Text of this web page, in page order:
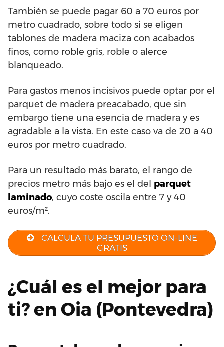
También se puede pagar 60 a 70 euros por
metro cuadrado, sobre todo si se eligen
tablones de madera maciza con acabados
finos, como roble gris, roble o alerce
blanqueado.
Para gastos menos incisivos puede optar por el
parquet de madera preacabado, que sin
embargo tiene una esencia de madera y es
agradable a la vista. En este caso va de 20 a 40
euros por metro cuadrado.
Para un resultado más barato, el rango de
precios metro más bajo es el del parquet
laminado, cuyo coste oscila entre 7 y 40
euros/m².
CALCULA TU PRESUPUESTO ON-LINE
GRATIS
¿Cuál es el mejor para
ti? en Oia (Pontevedra)